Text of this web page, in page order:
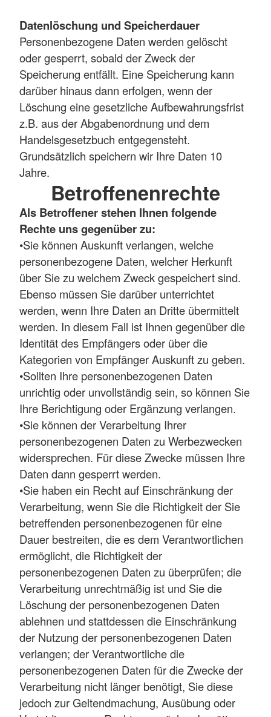
Datenlöschung und Speicherdauer
Personenbezogene Daten werden gelöscht
oder gesperrt, sobald der Zweck der
Speicherung entfällt. Eine Speicherung kann
darüber hinaus dann erfolgen, wenn der
Löschung eine gesetzliche Aufbewahrungsfrist
z.B. aus der Abgabenordnung und dem
Handelsgesetzbuch entgegensteht.
Grundsätzlich speichern wir Ihre Daten 10
Jahre.
Betroffenenrechte
Als Betroffener stehen Ihnen folgende
Rechte uns gegenüber zu:
•Sie können Auskunft verlangen, welche
personenbezogene Daten, welcher Herkunft
über Sie zu welchem Zweck gespeichert sind.
Ebenso müssen Sie darüber unterrichtet
werden, wenn Ihre Daten an Dritte übermittelt
werden. In diesem Fall ist Ihnen gegenüber die
Identität des Empfängers oder über die
Kategorien von Empfänger Auskunft zu geben.
•Sollten Ihre personenbezogenen Daten
unrichtig oder unvollständig sein, so können Sie
Ihre Berichtigung oder Ergänzung verlangen.
•Sie können der Verarbeitung Ihrer
personenbezogenen Daten zu Werbezwecken
widersprechen. Für diese Zwecke müssen Ihre
Daten dann gesperrt werden.
•Sie haben ein Recht auf Einschränkung der
Verarbeitung, wenn Sie die Richtigkeit der Sie
betreffenden personenbezogenen für eine
Dauer bestreiten, die es dem Verantwortlichen
ermöglicht, die Richtigkeit der
personenbezogenen Daten zu überprüfen; die
Verarbeitung unrechtmäßig ist und Sie die
Löschung der personenbezogenen Daten
ablehnen und stattdessen die Einschränkung
der Nutzung der personenbezogenen Daten
verlangen; der Verantwortliche die
personenbezogenen Daten für die Zwecke der
Verarbeitung nicht länger benötigt, Sie diese
jedoch zur Geltendmachung, Ausübung oder